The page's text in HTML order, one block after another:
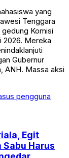
yang
Tenggara
Komisi
2026. Mereka
Gubernur
ANH. Massa aksi
Egit
Harus